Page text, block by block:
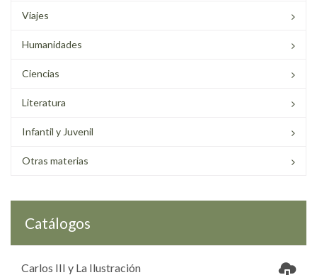
Viajes
Humanidades
Ciencias
Literatura
Infantil y Juvenil
Otras materias
Catálogos
Carlos III y La Ilustración